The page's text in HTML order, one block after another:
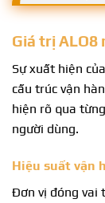
Giá trị ALO8
Sự xuất hiện
cấu trúc vận
hiện rõ qua
người dùng.
Hiệu suất vận
Đơn vị đóng vai